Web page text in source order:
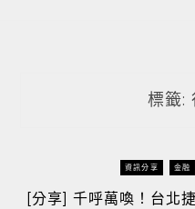
標籤:
資訊分享 金融
[分享] 千呼萬喚！台北